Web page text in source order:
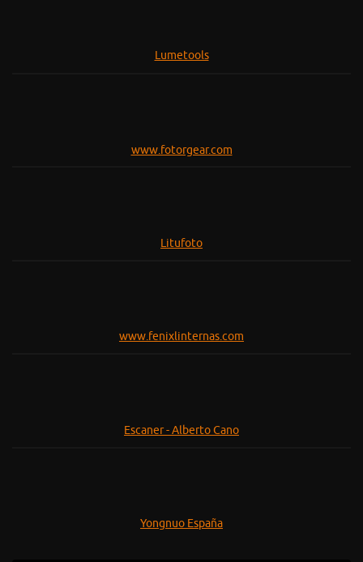
Lumetools
www.fotorgear.com
Litufoto
www.fenixlinternas.com
Escaner - Alberto Cano
Yongnuo España